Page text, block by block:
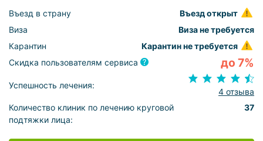
Въезд в страну
Въезд открыт
Виза
Виза не требуется
Карантин
Карантин не требуется
Скидка пользователям сервиса
до 7%
Успешность лечения:
4 отзыва
Количество клиник по лечению круговой
подтяжки лица:
37